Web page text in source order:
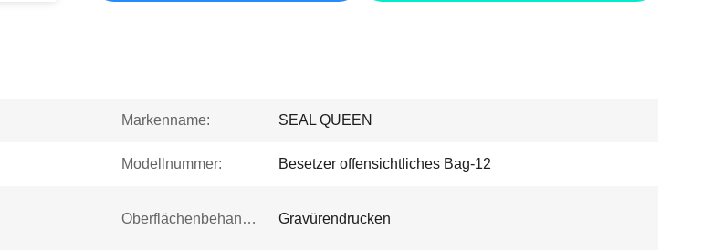
Markenname: SEAL QUEEN
Modellnummer: Besetzer offensichtliches Bag-12
Oberflächenbehandlung: Gravürendrucken